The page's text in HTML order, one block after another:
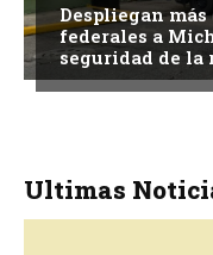
Despliegan
federales a
seguridad de la
Ultimas